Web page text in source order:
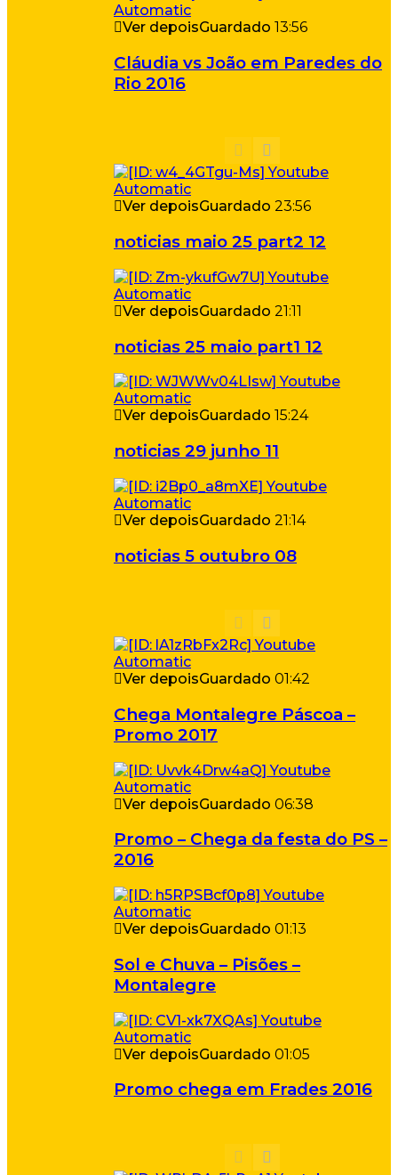
Ver depoisGuardado 13:56
Cláudia vs João em Paredes do
Rio 2016
Ver depoisGuardado 23:56
noticias maio 25 part2 12
Ver depoisGuardado 21:11
noticias 25 maio part1 12
Ver depoisGuardado 15:24
noticias 29 junho 11
Ver depoisGuardado 21:14
noticias 5 outubro 08
Ver depoisGuardado 01:42
Chega Montalegre Páscoa –
Promo 2017
Ver depoisGuardado 06:38
Promo – Chega da festa do PS –
2016
Ver depoisGuardado 01:13
Sol e Chuva – Pisões –
Montalegre
Ver depoisGuardado 01:05
Promo chega em Frades 2016